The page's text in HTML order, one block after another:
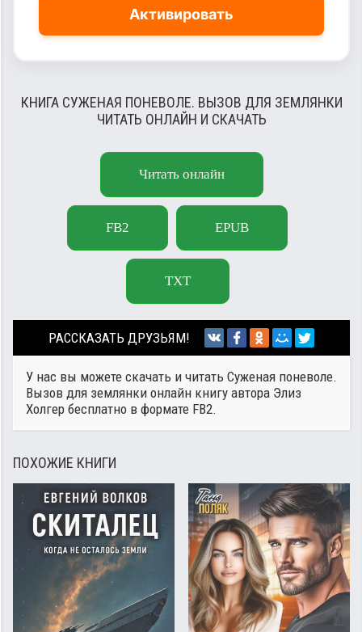
Активировать
КНИГА СУЖЕНАЯ ПОНЕВОЛЕ. ВЫЗОВ ДЛЯ ЗЕМЛЯНКИ
ЧИТАТЬ ОНЛАЙН И СКАЧАТЬ
Читать онлайн
FB2 EPUB
TXT
РАССКАЗАТЬ ДРУЗЬЯМ!
У нас вы можете скачать и читать Суженая поневоле.
Вызов для землянки онлайн книгу автора Элиз
Холгер бесплатно в формате FB2.
ПОХОЖИЕ КНИГИ